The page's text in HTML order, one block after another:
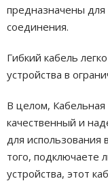
предназначены для
соединения.
Гибкий кабель
устройства в
В целом,
качественный и
для использования
того, подключаете
устройства, этот